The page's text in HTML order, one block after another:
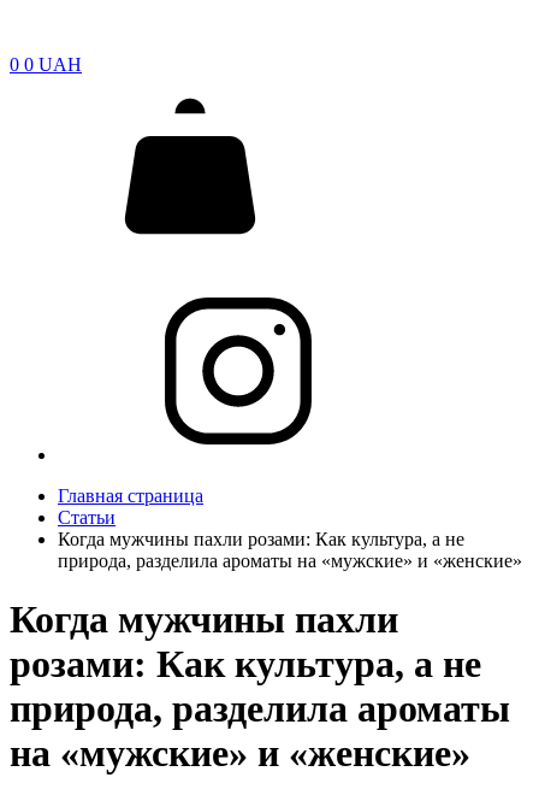
0 0 UAH
Главная страница
Статьи
Когда мужчины пахли розами: Как культура, а не
природа, разделила ароматы на «мужские» и «женские»
Когда мужчины пахли
розами: Как культура, а не
природа, разделила ароматы
на «мужские» и «женские»